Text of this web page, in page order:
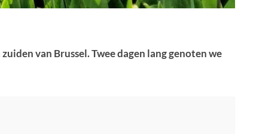
van Brussel. Twee dagen lang genoten we